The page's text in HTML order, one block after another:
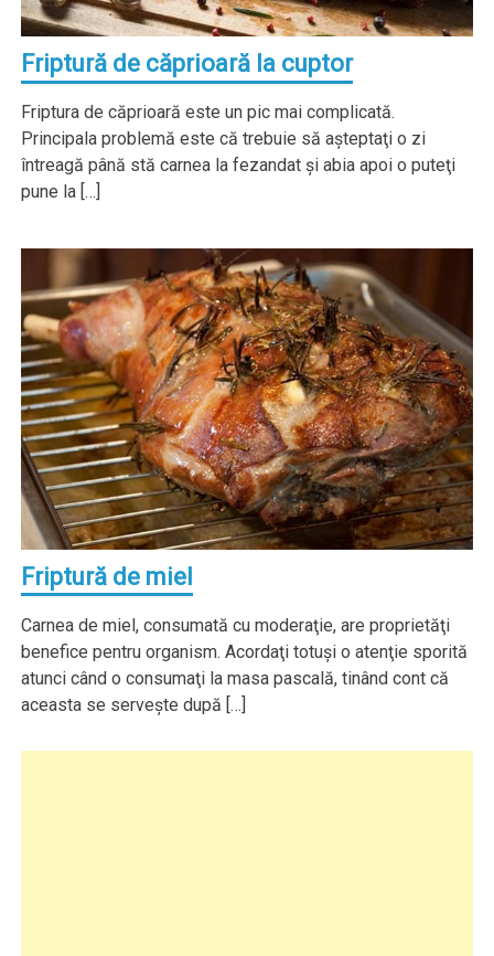
Friptură de căprioară la cuptor
Friptura de căprioară este un pic mai complicată.
Principala problemă este că trebuie să aşteptaţi o zi
întreagă până stă carnea la fezandat şi abia apoi o puteţi
pune la […]
Friptură de miel
Carnea de miel, consumată cu moderaţie, are proprietăţi
benefice pentru organism. Acordaţi totuşi o atenţie sporită
atunci când o consumaţi la masa pascală, tinând cont că
aceasta se serveşte după […]